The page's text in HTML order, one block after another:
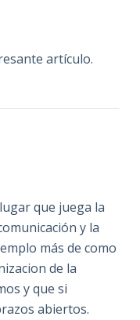
artículo.
que juega la
y la
más de como
de la
y que si
abiertos.